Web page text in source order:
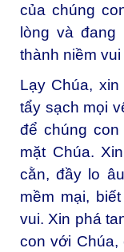
của chúng
lòng và đang
thành niềm vui
Lạy Chúa,
tẩy sạch mọi
để chúng
mặt Chúa.
cằn, đầy lo
mềm mại,
vui. Xin phá
con với Chúa,